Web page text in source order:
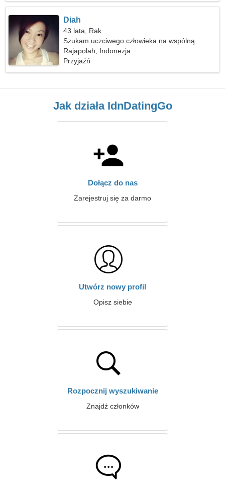
Diah
43 lata, Rak
Szukam uczciwego człowieka na wspólną
wycieczkę
Rajapolah, Indonezja
Przyjaźń
Jak działa IdnDatingGo
Dołącz do nas
Zarejestruj się za darmo
Utwórz nowy profil
Opisz siebie
Rozpocznij wyszukiwanie
Znajdź członków